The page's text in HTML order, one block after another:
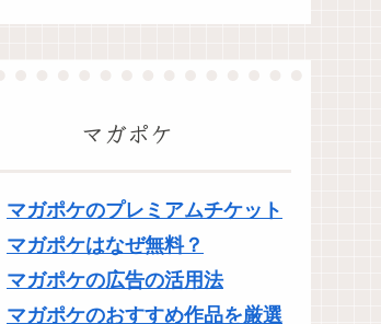
マガポケ
マガポケのプレミアムチケット
マガポケはなぜ無料？
マガポケの広告の活用法
マガポケのおすすめ作品を厳選